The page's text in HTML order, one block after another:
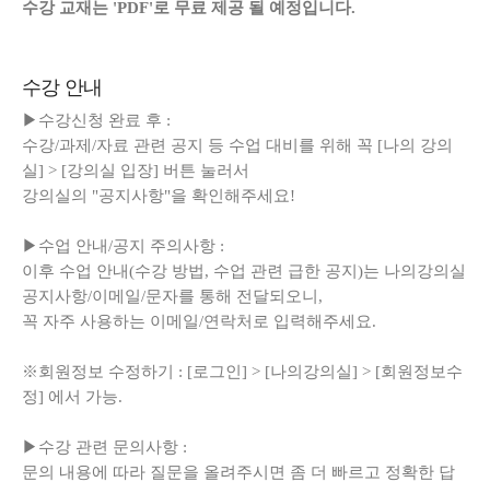
수강 교재는 'PDF'로 무료 제공 될 예정입니다.
수강 안내
▶수강신청 완료 후 :
수강/과제/자료 관련 공지 등 수업 대비를 위해 꼭 [나의 강의
실] > [강의실 입장] 버튼 눌러서
강의실의 "공지사항"을 확인해주세요!
▶수업 안내/공지 주의사항 :
이후 수업 안내(수강 방법, 수업 관련 급한 공지)는 나의강의실
공지사항/이메일/문자를 통해 전달되오니,
꼭 자주 사용하는 이메일/연락처로 입력해주세요.
※회원정보 수정하기 : [로그인] > [나의강의실] > [회원정보수
정] 에서 가능.
▶수강 관련 문의사항 :
문의 내용에 따라 질문을 올려주시면 좀 더 빠르고 정확한 답